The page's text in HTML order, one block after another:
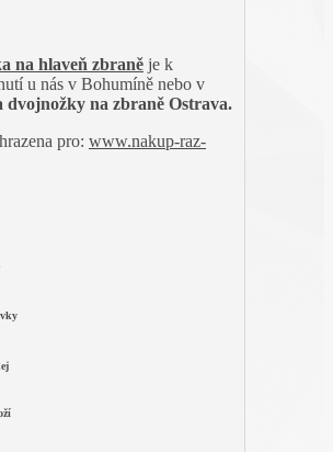
na hlaveň zbraně je k
u nás v Bohumíně nebo v
dvojnožky na zbraně Ostrava.
pro: www.nakup-raz-